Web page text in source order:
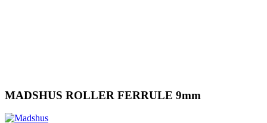
MADSHUS ROLLER FERRULE 9mm